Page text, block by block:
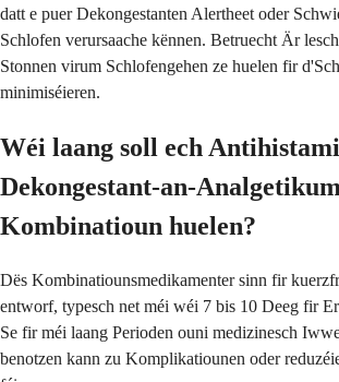
datt e puer Dekongestanten Alertheet oder
Schlofen verursaache kënnen. Betruecht Är
Stonnen virum Schlofengehen ze huelen fir
minimiséieren.
Wéi laang soll ech
Dekongestant-an-
Kombinatioun huelen?
Dës Kombinatiounsmedikamenter sinn fir
entworf, typesch net méi wéi 7 bis 10 Deeg fir
Se fir méi laang Perioden ouni medizinesch
benotzen kann zu Komplikatiounen oder